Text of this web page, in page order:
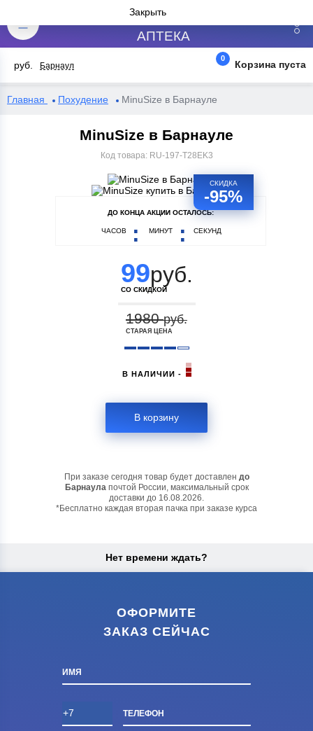
№1
АПТЕКА
руб. Барнаул
0
Корзина пуста
Главная Похудение MinuSize в Барнауле
MinuSize в Барнауле
Код товара: RU-197-T28EK3
СКИДКА
-95%
ДО КОНЦА АКЦИИ ОСТАЛОСЬ:
ЧАСОВ МИНУТ СЕКУНД
99руб.
СО СКИДКОЙ
1980руб.
СТАРАЯ ЦЕНА
В НАЛИЧИИ -
В корзину
При заказе сегодня товар будет доставлен до
Барнаулапочтой России, максимальный срок
доставки до 16.08.2026.
*Бесплатно каждая вторая пачка при заказе курса
Нет времени ждать?
ОФОРМИТЕ
ЗАКАЗ СЕЙЧАС
ИМЯ
ТЕЛЕФОН
Закрыть